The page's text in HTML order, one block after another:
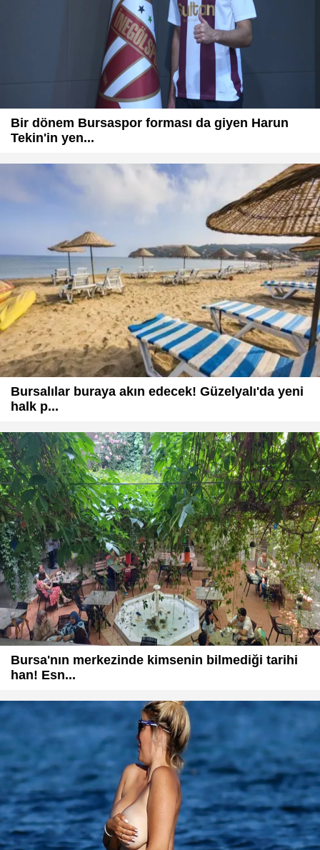
Bir dönem Bursaspor forması da giyen Harun
Tekin'in yen...
Bursalılar buraya akın edecek! Güzelyalı'da yeni
halk p...
Bursa'nın merkezinde kimsenin bilmediği tarihi
han! Esn...